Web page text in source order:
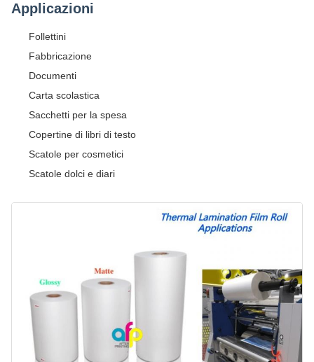
Applicazioni
Follettini
Fabbricazione
Documenti
Carta scolastica
Sacchetti per la spesa
Copertine di libri di testo
Scatole per cosmetici
Scatole dolci e diari